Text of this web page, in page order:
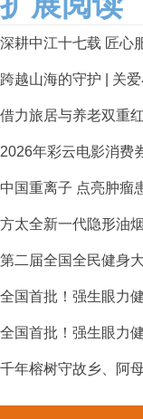
深耕中江十七载 匠心
跨越山海的守护 | 关
借力旅居与养老双重
2026年彩云电影消费
中国重离子 点亮肿瘤
方太全新一代隐形油
第二届全国全民健身
全国首批！强生眼力
全国首批！强生眼力
千年榕树守故乡、阿